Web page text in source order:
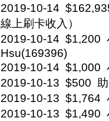
2019-10-14
線上刷卡收入）
2019-10-14 $1,200
Hsu(169396)
2019-10-14 $1,000
2019-10-13 $500
2019-10-13 $1,764
2019-10-13 $1,490